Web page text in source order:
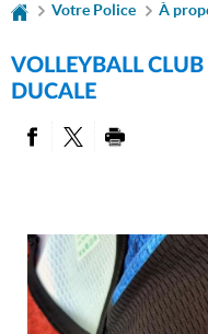
Votre Police À
VOLLEYBALL
DUCALE